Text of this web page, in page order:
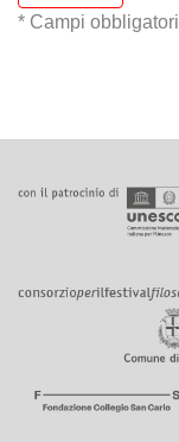
* Campi obbligatori